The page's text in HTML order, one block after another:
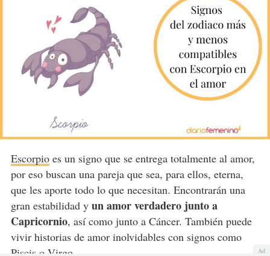
Escorpioes un signo que se entrega totalmente al amor,
por eso buscan una pareja que sea, para ellos, eterna,
que les aporte todo lo que necesitan. Encontrarán una
gran estabilidad y un amor verdadero junto a
Capricornio, así como junto a Cáncer. También puede
vivir historias de amor inolvidables con signos como
Piscis o Virgo.
Ad